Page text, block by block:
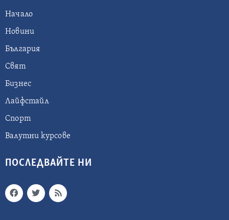
Начало
Новини
България
Свят
Бизнес
Лайфстайл
Спорт
Валутни курсове
ПОСЛЕДВАЙТЕ НИ